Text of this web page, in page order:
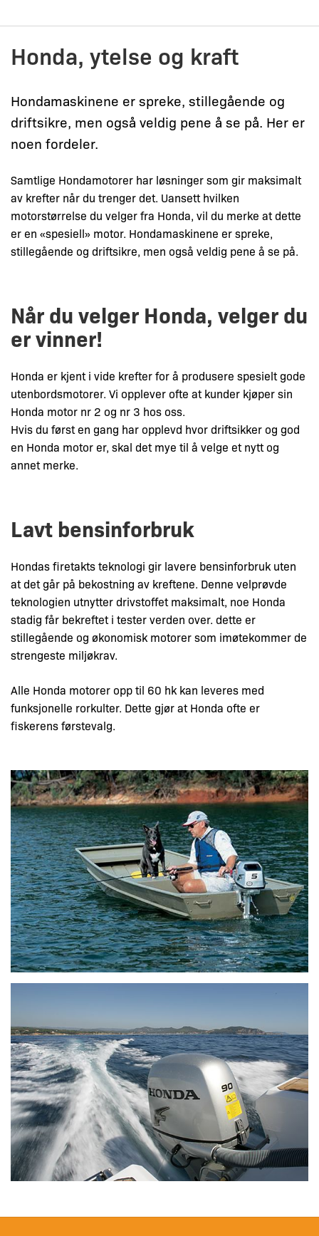
to
content
Honda, ytelse og kraft
Hondamaskinene er spreke, stillegående og
driftsikre, men også veldig pene å se på. Her er
noen fordeler.
Samtlige Hondamotorer har løsninger som gir maksimalt
av krefter når du trenger det. Uansett hvilken
motorstørrelse du velger fra Honda, vil du merke at dette
er en «spesiell» motor. Hondamaskinene er spreke,
stillegående og driftsikre, men også veldig pene å se på.
Når du velger Honda, velger du
er vinner!
Honda er kjent i vide krefter for å produsere spesielt gode
utenbordsmotorer. Vi opplever ofte at kunder kjøper sin
Honda motor nr 2 og nr 3 hos oss.
Hvis du først en gang har opplevd hvor driftsikker og god
en Honda motor er, skal det mye til å velge et nytt og
annet merke.
Lavt bensinforbruk
Hondas firetakts teknologi gir lavere bensinforbruk uten
at det går på bekostning av kreftene. Denne velprøvde
teknologien utnytter drivstoffet maksimalt, noe Honda
stadig får bekreftet i tester verden over. dette er
stillegående og økonomisk motorer som imøtekommer de
strengeste miljøkrav.
Alle Honda motorer opp til 60 hk kan leveres med
funksjonelle rorkulter. Dette gjør at Honda ofte er
fiskerens førstevalg.